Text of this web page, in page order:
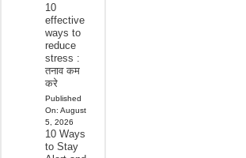
10
effective
ways to
reduce
stress :
तनाव कम
करे
Published
On: August
5, 2026
10 Ways
to Stay